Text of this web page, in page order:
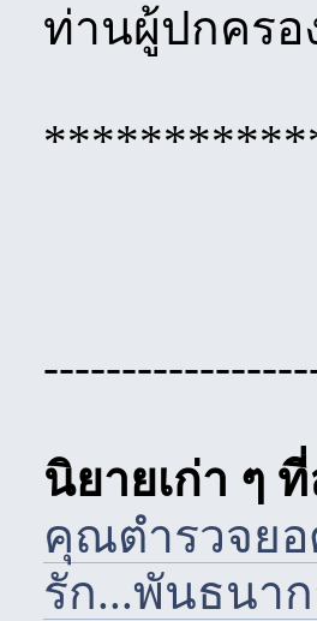
ท่านผู้ปกครอ
นิยายเก่า ๆ
คุณตำรวจย
รัก...พันธนา